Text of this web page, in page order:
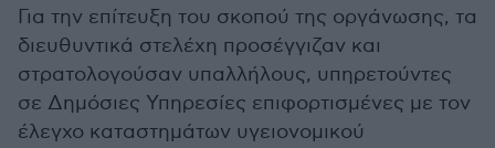
Για την επίτευξη του σκοπού της οργάνωσης, τα
διευθυντικά στελέχη προσέγγιζαν και
στρατολογούσαν υπαλλήλους, υπηρετούντες
σε Δημόσιες Υπηρεσίες επιφορτισμένες με τον
έλεγχο καταστημάτων υγειονομικού